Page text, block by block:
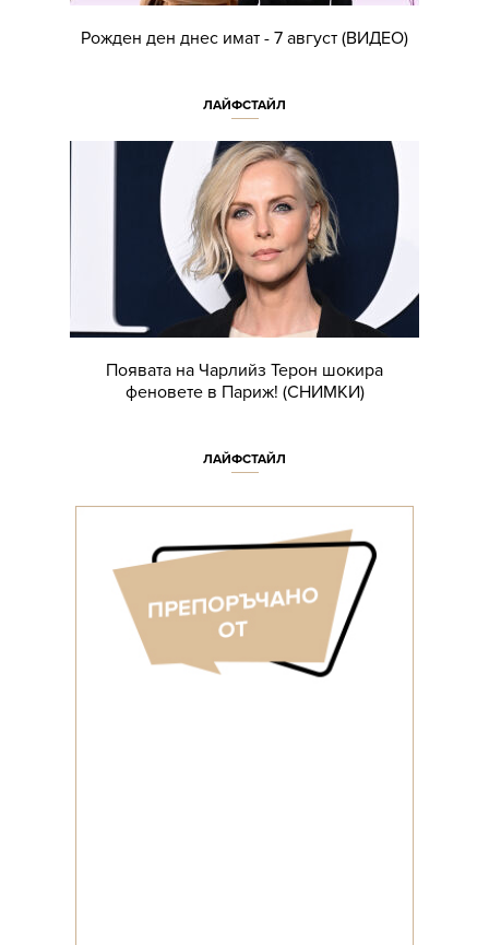
Рожден ден днес имат - 7 август (ВИДЕО)
ЛАЙФСТАЙЛ
Появата на Чарлийз Терон шокира
феновете в Париж! (СНИМКИ)
ЛАЙФСТАЙЛ